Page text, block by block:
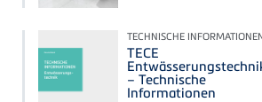
TECHNISCHE
TECE
– Technische
Informationen